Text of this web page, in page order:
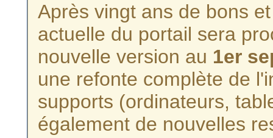
Après vingt ans de bons
actuelle du portail sera
nouvelle version au 1er
une refonte complète de
supports (ordinateurs,
également de nouvelles